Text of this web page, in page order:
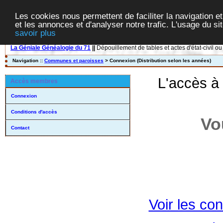
Les cookies nous permettent de faciliter la navigation
et les annonces et d'analyser notre trafic. L'usage du
savoir plus
La Géniale Généalogie du 71 Dépouillement de tables et actes d'état-civil
Navigation :: Communes et paroisses > Connexion (Distribution selon les années)
Accès membres
Connexion
Conditions d'accès
Contact
L'accès
Voir les